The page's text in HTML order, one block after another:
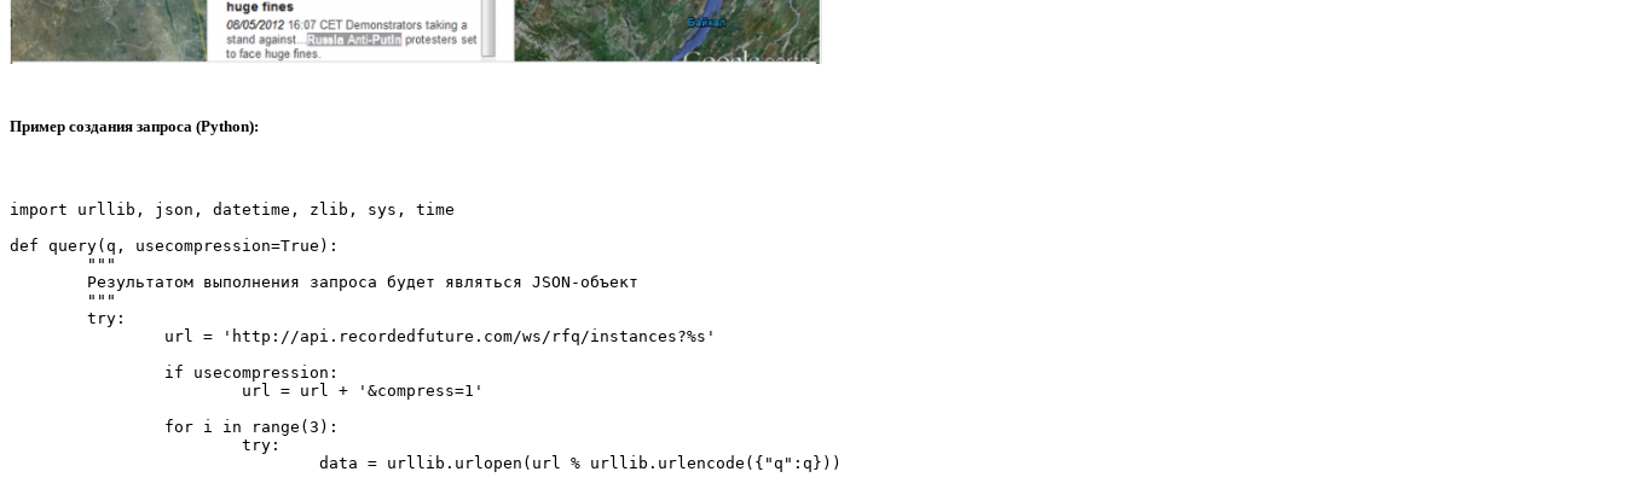
Пример создания запроса (Python):
import urllib, json, datetime, zlib, sys, time
def query(q, usecompression=True):
        Результатом выполнения запроса будет являться JSON-объект